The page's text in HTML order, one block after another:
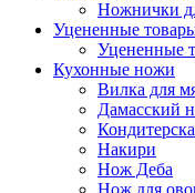
Ножнички
Уцененные
Уцененные
Кухонные ножи
Вилка для
Дамасский
Накири
Нож Деба
Нож для